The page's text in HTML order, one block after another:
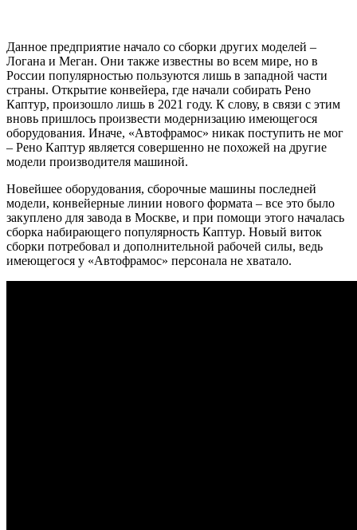
Данное предприятие начало со сборки других моделей –
Логана и Меган. Они также известны во всем мире, но в
России популярностью пользуются лишь в западной части
страны. Открытие конвейера, где начали собирать Рено
Каптур, произошло лишь в 2021 году. К слову, в связи с этим
вновь пришлось произвести модернизацию имеющегося
оборудования. Иначе, «Автофрамос» никак поступить не мог
– Рено Каптур является совершенно не похожей на другие
модели производителя машиной.
Новейшее оборудования, сборочные машины последней
модели, конвейерные линии нового формата – все это было
закуплено для завода в Москве, и при помощи этого началась
сборка набирающего популярность Каптур. Новый виток
сборки потребовал и дополнительной рабочей силы, ведь
имеющегося у «Автофрамос» персонала не хватало.